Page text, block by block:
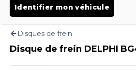
Identifier mon véhicule
Disques de frein
Disque de frein DELPHI